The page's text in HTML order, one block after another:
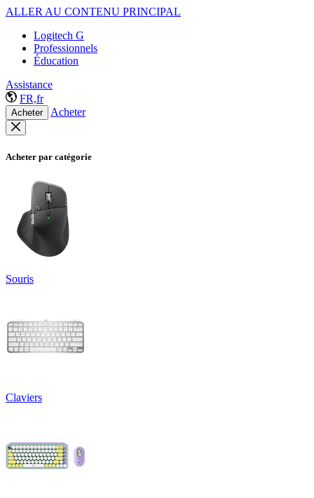
ALLER AU CONTENU PRINCIPAL
Logitech G
Professionnels
Éducation
Assistance
FR,fr
Acheter Acheter
Acheter par catégorie
Souris
Claviers